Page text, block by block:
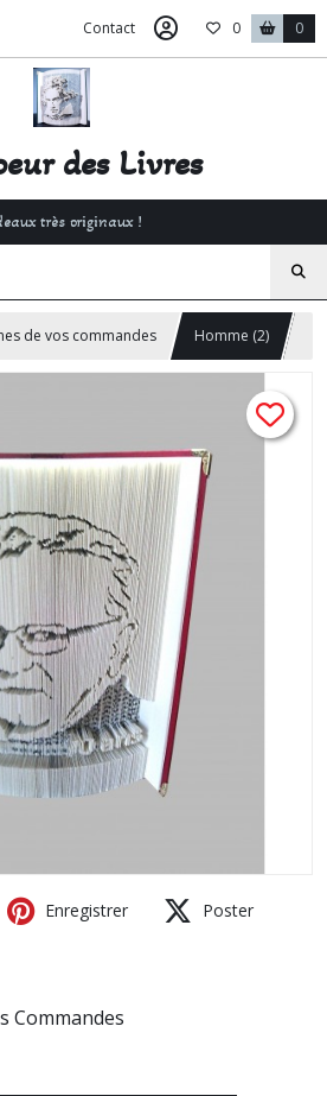
Contact 0 0
des Livres
très originaux !
de vos commandes Homme (2)
Enregistrer Poster
Commandes